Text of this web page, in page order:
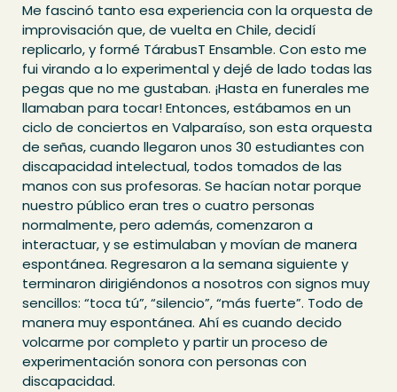
Me fascinó tanto esa experiencia con la orquesta de
improvisación que, de vuelta en Chile, decidí
replicarlo, y formé TárabusT Ensamble. Con esto me
fui virando a lo experimental y dejé de lado todas las
pegas que no me gustaban. ¡Hasta en funerales me
llamaban para tocar! Entonces, estábamos en un
ciclo de conciertos en Valparaíso, son esta orquesta
de señas, cuando llegaron unos 30 estudiantes con
discapacidad intelectual, todos tomados de las
manos con sus profesoras. Se hacían notar porque
nuestro público eran tres o cuatro personas
normalmente, pero además, comenzaron a
interactuar, y se estimulaban y movían de manera
espontánea. Regresaron a la semana siguiente y
terminaron dirigiéndonos a nosotros con signos muy
sencillos: “toca tú”, “silencio”, “más fuerte”. Todo de
manera muy espontánea. Ahí es cuando decido
volcarme por completo y partir un proceso de
experimentación sonora con personas con
discapacidad.